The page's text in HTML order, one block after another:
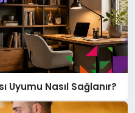
Uyumu Nasıl Sağlanır?